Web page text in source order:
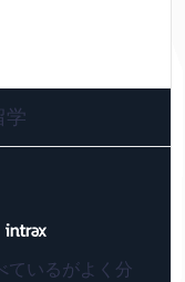
学
ているがよく分